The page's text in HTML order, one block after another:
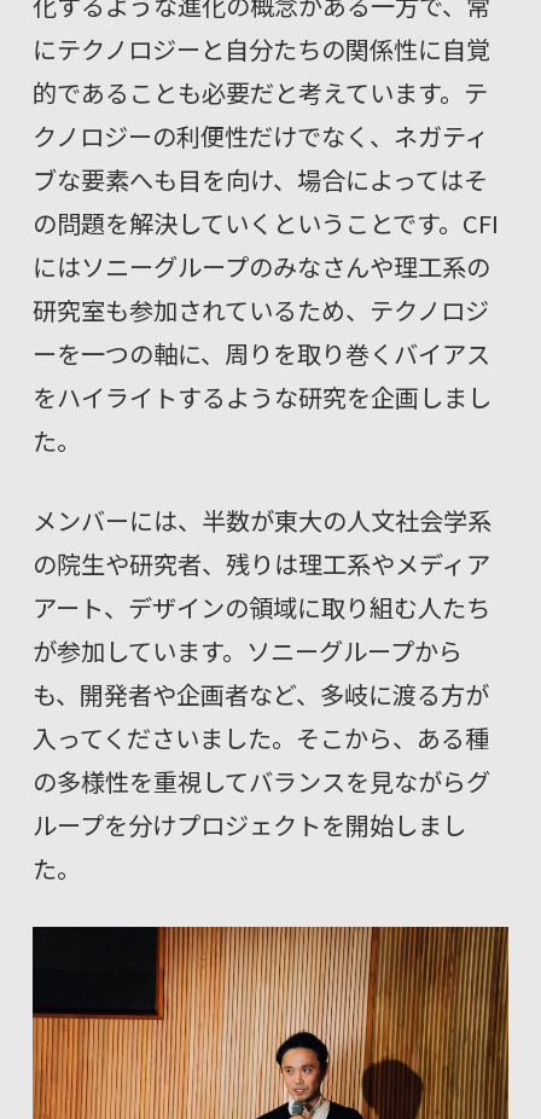
にテクノロジーと自分たちの関係性に自覚
的であることも必要だと考えています。テ
クノロジーの利便性だけでなく、ネガティ
ブな要素へも目を向け、場合によってはそ
の問題を解決していくということです。CFI
にはソニーグループのみなさんや理工系の
研究室も参加されているため、テクノロジ
ーを一つの軸に、周りを取り巻くバイアス
をハイライトするような研究を企画しまし
た。
メンバーには、半数が東大の人文社会学系
の院生や研究者、残りは理工系やメディア
アート、デザインの領域に取り組む人たち
が参加しています。ソニーグループから
も、開発者や企画者など、多岐に渡る方が
入ってくださいました。そこから、ある種
の多様性を重視してバランスを見ながらグ
ループを分けプロジェクトを開始しまし
た。